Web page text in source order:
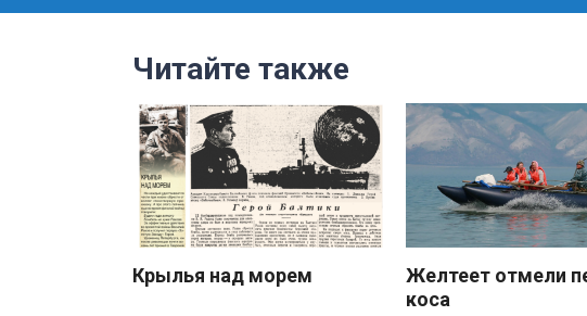
Читайте также
Крылья над морем
Желтеет отмели
коса